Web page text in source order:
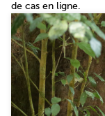
de cas en ligne.